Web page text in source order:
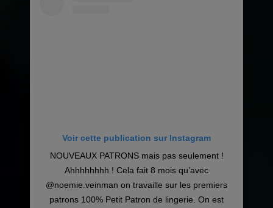
Voir cette publication sur Instagram
NOUVEAUX PATRONS mais pas seulement !
Ahhhhhhhh ! Cela fait 8 mois qu’avec
@noemie.veinman on travaille sur les premiers
patrons 100% Petit Patron de lingerie. On est